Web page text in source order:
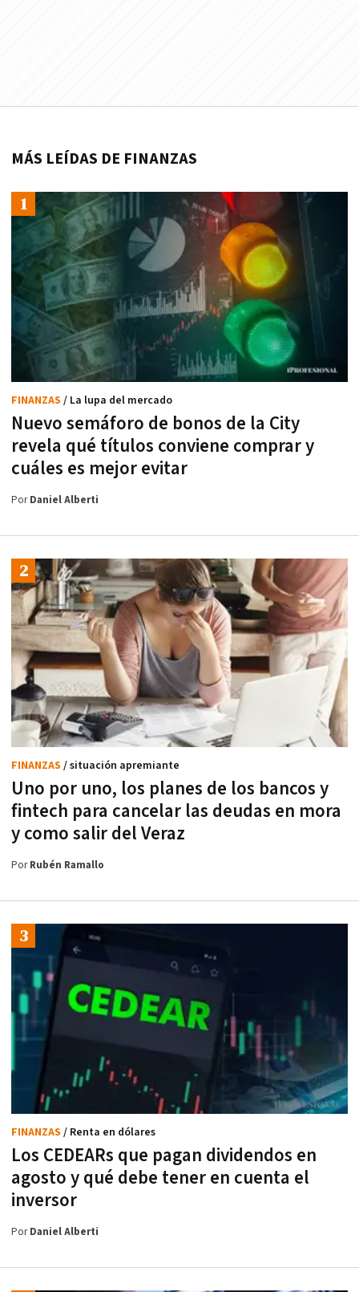
MÁS LEÍDAS DE FINANZAS
Nuevo semáforo de bonos de la City
revela qué títulos conviene comprar y
cuáles es mejor evitar
FINANZAS / La lupa del mercado
PorDaniel Alberti
Uno por uno, los planes de los bancos y
fintech para cancelar las deudas en mora
y como salir del Veraz
FINANZAS / situación apremiante
PorRubén Ramallo
Los CEDEARs que pagan dividendos en
agosto y qué debe tener en cuenta el
inversor
FINANZAS / Renta en dólares
PorDaniel Alberti